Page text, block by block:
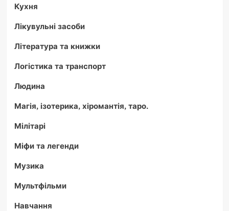
Кухня
Лікувульні засоби
Література та книжки
Логістика та транспорт
Людина
Магія, ізотерика, хіромантія, таро.
Мілітарі
Міфи та легенди
Музика
Мультфільми
Навчання